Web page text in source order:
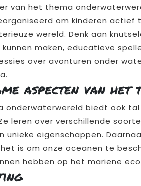
van het thema
om kinderen actief
wereld. Denk aan
kunnen maken, educatieve
over avonturen onder
aspecten van het
onderwaterwereld biedt ook
leren over verschillende
unieke eigenschappen.
is om onze oceanen te
hebben op het mariene